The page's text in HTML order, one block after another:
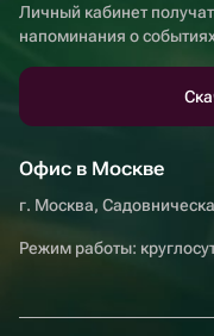
Личный кабинет
напоминания о
Офис в Москве
г. Москва,
Режим работы: